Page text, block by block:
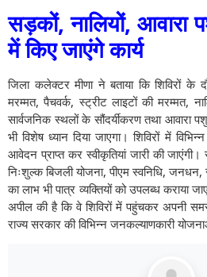
सड़कों, नालियों, आवारा
में किए जाएंगे कार्य
जिला कलेक्टर मीणा ने बताया कि शिविरों
मरम्मत, पैचवर्क, स्ट्रीट लाइटों की मरम्मत,
सार्वजनिक स्थलों के सौंदर्यीकरण तथा
भी विशेष ध्यान दिया जाएगा। शिविरों में
आवेदन प्राप्त कर स्वीकृतियां जारी की
निःशुल्क बिजली योजना, पीएम स्वनिधि,
का लाभ भी पात्र व्यक्तियों को उपलब्ध
अपील की है कि वे शिविरों में पहुंचकर अपनी
राज्य सरकार की विभिन्न जनकल्याणकारी